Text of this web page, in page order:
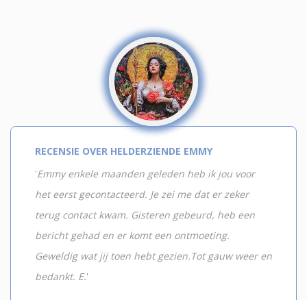
RECENSIE OVER HELDERZIENDE EMMY
'Emmy enkele maanden geleden heb ik jou voor
het eerst gecontacteerd. Je zei me dat er zeker
terug contact kwam. Gisteren gebeurd, heb een
bericht gehad en er komt een ontmoeting.
Geweldig wat jij toen hebt gezien.Tot gauw weer en
bedankt. E.'